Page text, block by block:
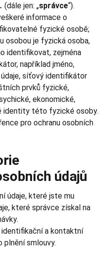
(dále jen: „správce“).
informace o
fyzické osobě;
osobou je fyzická osoba,
identifikovat, zejména
například jméno,
síťový identifikátor
prvků fyzické,
ekonomické,
identity této fyzické osoby.
pro ochranu osobních
údajů
údaje, které jste mu
které správce získal na
a kontaktní
plnění smlouvy.